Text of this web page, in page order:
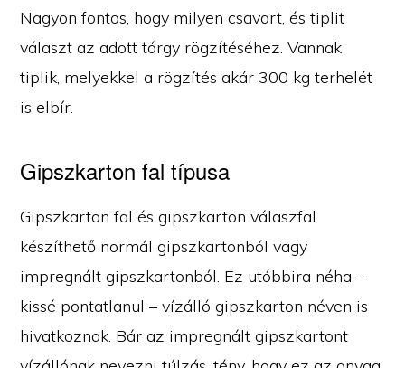
Nagyon fontos, hogy milyen csavart, és tiplit
választ az adott tárgy rögzítéséhez. Vannak
tiplik, melyekkel a rögzítés akár 300 kg terhelét
is elbír.
Gipszkarton fal típusa
Gipszkarton fal és gipszkarton válaszfal
készíthető normál gipszkartonból vagy
impregnált gipszkartonból. Ez utóbbira néha –
kissé pontatlanul – vízálló gipszkarton néven is
hivatkoznak. Bár az impregnált gipszkartont